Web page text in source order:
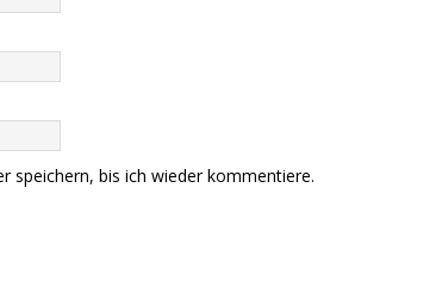
speichern, bis ich wieder kommentiere.